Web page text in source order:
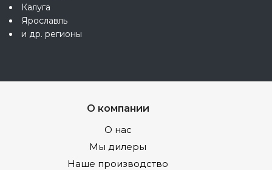
Калуга
Ярославль
и др. регионы
О компании
О нас
Мы дилеры
Наше производство